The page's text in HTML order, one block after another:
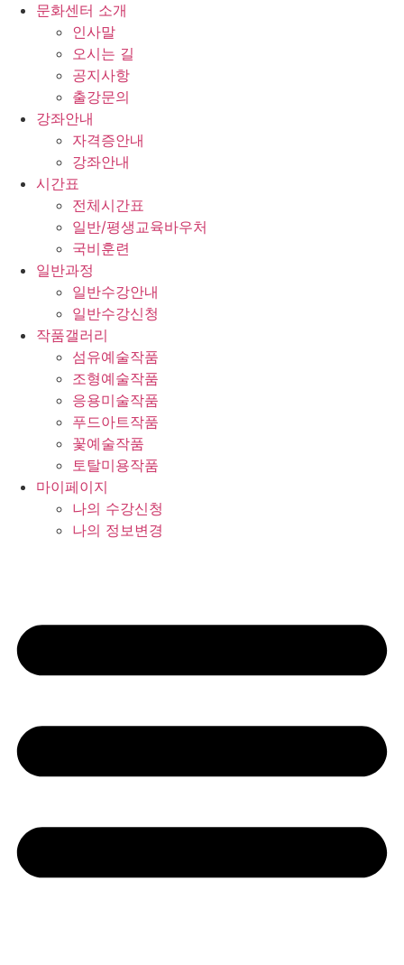
문화센터 소개
인사말
오시는 길
공지사항
출강문의
강좌안내
자격증안내
강좌안내
시간표
전체시간표
일반/평생교육바우처
국비훈련
일반과정
일반수강안내
일반수강신청
작품갤러리
섬유예술작품
조형예술작품
응용미술작품
푸드아트작품
꽃예술작품
토탈미용작품
마이페이지
나의 수강신청
나의 정보변경